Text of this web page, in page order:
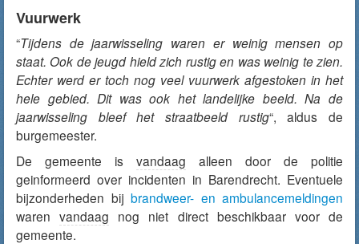
Vuurwerk
“Tijdens de jaarwisseling waren er weinig mensen op
staat. Ook de jeugd hield zich rustig en was weinig te zien.
Echter werd er toch nog veel vuurwerk afgestoken in het
hele gebied. Dit was ook het landelijke beeld. Na de
jaarwisseling bleef het straatbeeld rustig“, aldus de
burgemeester.
De gemeente is vandaag alleen door de politie
geinformeerd over incidenten in Barendrecht. Eventuele
bijzonderheden bij brandweer- en ambulancemeldingen
warenvandaag nog niet direct beschikbaar voor de
gemeente.